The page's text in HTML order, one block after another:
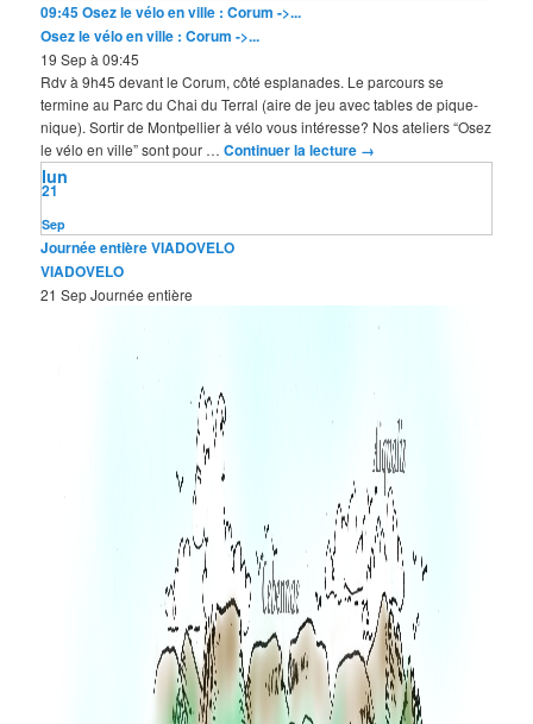
09:45Osez le vélo en ville : Corum ->...
Osez le vélo en ville : Corum ->...
19 Sep à 09:45
Rdv à 9h45 devant le Corum, côté esplanades. Le parcours se
termine au Parc du Chai du Terral (aire de jeu avec tables de pique-
nique). Sortir de Montpellier à vélo vous intéresse? Nos ateliers “Osez
le vélo en ville” sont pour …Continuer la lecture →
Sep
21
lun
Journée entièreVIADOVELO
VIADOVELO
21 SepJournée entière